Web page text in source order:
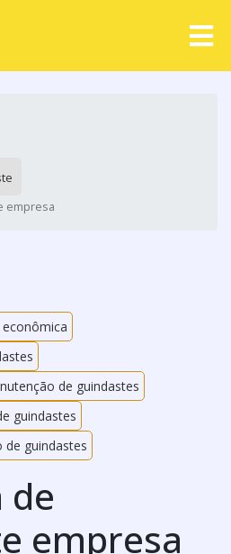
empresa
de guindastes
guindastes
de guindastes
de
empresa